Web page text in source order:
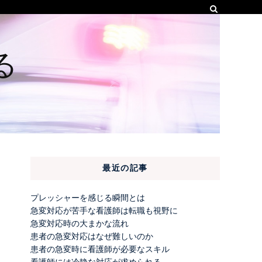
最近の記事
プレッシャーを感じる瞬間とは
急変対応が苦手な看護師は転職も視野に
急変対応時の大まかな流れ
患者の急変対応はなぜ難しいのか
患者の急変時に看護師が必要なスキル